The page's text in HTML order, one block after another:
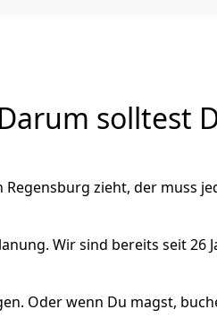
solltest
zieht, der muss
Wir sind bereits seit 26
Oder wenn Du magst,